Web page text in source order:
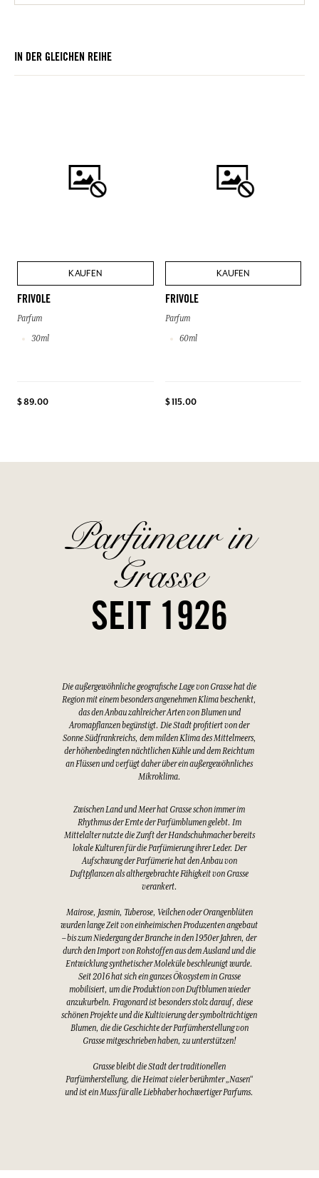
IN DER GLEICHEN REIHE
KAUFEN
FRIVOLE
Parfum
30ml
$ 89.00
KAUFEN
FRIVOLE
Parfum
60ml
$ 115.00
Parfümeur in
Grasse
SEIT 1926
Die außergewöhnliche geografische Lage von Grasse hat die
Region mit einem besonders angenehmen Klima beschenkt,
das den Anbau zahlreicher Arten von Blumen und
Aromapflanzen begünstigt. Die Stadt profitiert von der
Sonne Südfrankreichs, dem milden Klima des Mittelmeers,
der höhenbedingten nächtlichen Kühle und dem Reichtum
an Flüssen und verfügt daher über ein außergewöhnliches
Mikroklima.
Zwischen Land und Meer hat Grasse schon immer im
Rhythmus der Ernte der Parfümblumen gelebt. Im
Mittelalter nutzte die Zunft der Handschuhmacher bereits
lokale Kulturen für die Parfümierung ihrer Leder. Der
Aufschwung der Parfümerie hat den Anbau von
Duftpflanzen als althergebrachte Fähigkeit von Grasse
verankert.
Mairose, Jasmin, Tuberose, Veilchen oder Orangenblüten
wurden lange Zeit von einheimischen Produzenten angebaut
– bis zum Niedergang der Branche in den 1950er Jahren, der
durch den Import von Rohstoffen aus dem Ausland und die
Entwicklung synthetischer Moleküle beschleunigt wurde.
Seit 2016 hat sich ein ganzes Ökosystem in Grasse
mobilisiert, um die Produktion von Duftblumen wieder
anzukurbeln. Fragonard ist besonders stolz darauf, diese
schönen Projekte und die Kultivierung der symbolträchtigen
Blumen, die die Geschichte der Parfümherstellung von
Grasse mitgeschrieben haben, zu unterstützen!
Grasse bleibt die Stadt der traditionellen
Parfümherstellung, die Heimat vieler berühmter „Nasen“
und ist ein Muss für alle Liebhaber hochwertiger Parfums.